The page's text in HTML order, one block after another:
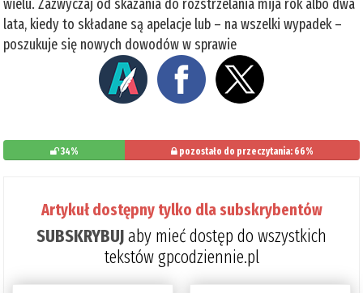
wielu. Zazwyczaj od skazania do rozstrzelania mija rok albo dwa
lata, kiedy to składane są apelacje lub – na wszelki wypadek –
poszukuje się nowych dowodów w sprawie
34% pozostało do przeczytania: 66%
Artykuł dostępny tylko dla subskrybentów
SUBSKRYBUJaby mieć dostęp do wszystkich
tekstów gpcodziennie.pl